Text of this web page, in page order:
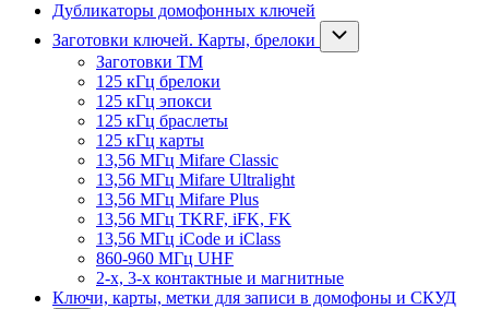
Дубликаторы домофонных ключей
Заготовки ключей. Карты, брелоки
Заготовки ТМ
125 кГц брелоки
125 кГц эпокси
125 кГц браслеты
125 кГц карты
13,56 МГц Mifare Classic
13,56 МГц Mifare Ultralight
13,56 МГц Mifare Plus
13,56 МГц TKRF, iFK, FK
13,56 МГц iCode и iClass
860-960 МГц UHF
2-х, 3-х контактные и магнитные
Ключи, карты, метки для записи в домофоны и СКУД